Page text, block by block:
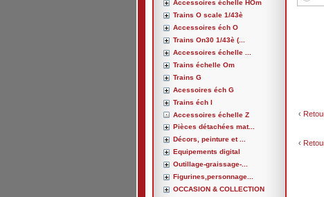
Accessoires échelle HOm
Trains O scale 1/43è
Accessoires éch O
Trains On30 1/43è (...
Accessoires échelle ...
Trains échelle Om
Trains G
Acessoires éch G
Trains éch I
Accessoires échelle Z
Pièces détachées mat...
Décors, peinture et ...
Equipements digital
Outillage-graissage-...
Figurines,personnage...
OCCASION & COLLECTION
‹
‹